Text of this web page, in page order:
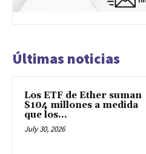
Últimas noticias
Los ETF de Ether suman
$104 millones a medida
que los...
July 30, 2026